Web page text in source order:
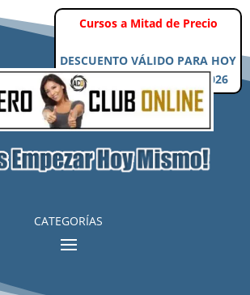
CATEGORÍAS
Cursos a Mitad de Precio
DESCUENTO VÁLIDO PARA HOY
Viernes, 7 de Agosto de 2026